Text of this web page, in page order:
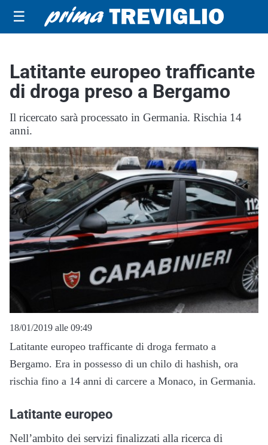
☰
Latitante europeo trafficante
di droga preso a Bergamo
Il ricercato sarà processato in Germania. Rischia 14
anni.
18/01/2019 alle 09:49
Latitante europeo trafficante di droga fermato a
Bergamo. Era in possesso di un chilo di hashish, ora
rischia fino a 14 anni di carcere a Monaco, in Germania.
Latitante europeo
Nell’ambito dei servizi finalizzati alla ricerca di